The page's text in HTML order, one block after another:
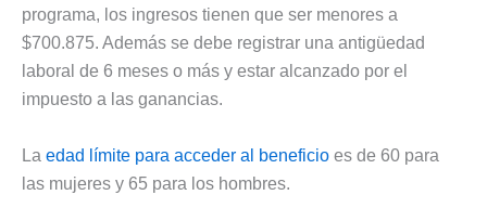
programa, los ingresos tienen que ser menores a
$700.875. Además se debe registrar una antigüedad
laboral de 6 meses o más y estar alcanzado por el
impuesto a las ganancias.
La edad límite para acceder al beneficio es de 60 para
las mujeres y 65 para los hombres.